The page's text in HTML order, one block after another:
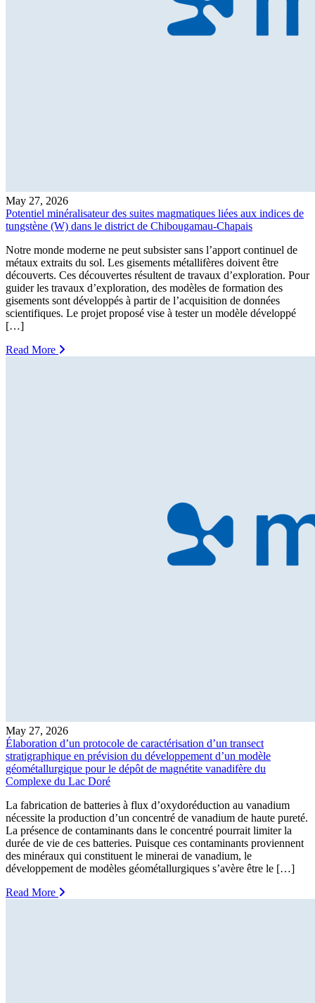
May 27, 2026
Potentiel minéralisateur des suites magmatiques liées aux indices de
tungstène (W) dans le district de Chibougamau-Chapais
Notre monde moderne ne peut subsister sans l’apport continuel de
métaux extraits du sol. Les gisements métallifères doivent être
découverts. Ces découvertes résultent de travaux d’exploration. Pour
guider les travaux d’exploration, des modèles de formation des
gisements sont développés à partir de l’acquisition de données
scientifiques. Le projet proposé vise à tester un modèle développé
[…]
Read More
May 27, 2026
Élaboration d’un protocole de caractérisation d’un transect
stratigraphique en prévision du développement d’un modèle
géométallurgique pour le dépôt de magnétite vanadifère du
Complexe du Lac Doré
La fabrication de batteries à flux d’oxydoréduction au vanadium
nécessite la production d’un concentré de vanadium de haute pureté.
La présence de contaminants dans le concentré pourrait limiter la
durée de vie de ces batteries. Puisque ces contaminants proviennent
des minéraux qui constituent le minerai de vanadium, le
développement de modèles géométallurgiques s’avère être le […]
Read More